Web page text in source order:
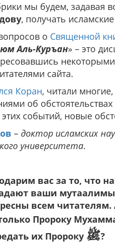
мы будем, задавая
, получать
о Священной
Аль-Куръан» – это
некоторыми
сайта.
Коран, читали
об
событий, новые
– доктор исламских
университета.
вас за то, что
ваши мутаалимы
всем
Пророку
их Пророку ﷺ?